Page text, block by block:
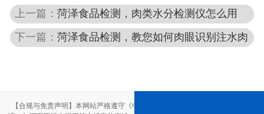
上一篇：菏泽食品检测，肉类水分检测仪怎么用
下一篇：菏泽食品检测，教您如何肉眼识别注水肉
【合规与免责声明】本网站严格遵守《中华人民共和国广告法》，尽力规范用